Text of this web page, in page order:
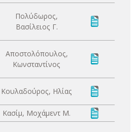
Πολύδωρος,
Βασίλειος Γ.
Αποστολόπουλος,
Κωνσταντίνος
Κουλαδούρος, Ηλίας
Κασίμ, Μοχάμεντ Μ.